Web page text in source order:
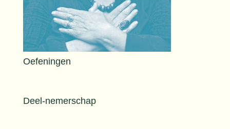
Oefeningen
Deel-nemerschap